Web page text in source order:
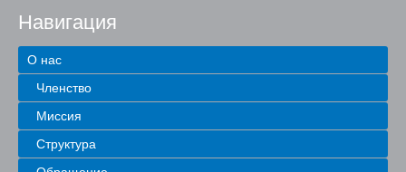
Навигация
О нас
Членство
Миссия
Структура